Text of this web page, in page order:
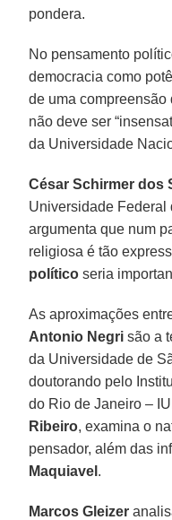
pondera.
No pensamento
democracia como
de uma
não deve ser
da Universidade
César Schirmer dos
Universidade Federal
argumenta que num
religiosa é tão
político seria
As aproximações
Antonio Negri são a
da Universidade de
doutorando pelo
do Rio de Janeiro –
Ribeiro, examina o
pensador, além das
Maquiavel .
Marcos Gleizer